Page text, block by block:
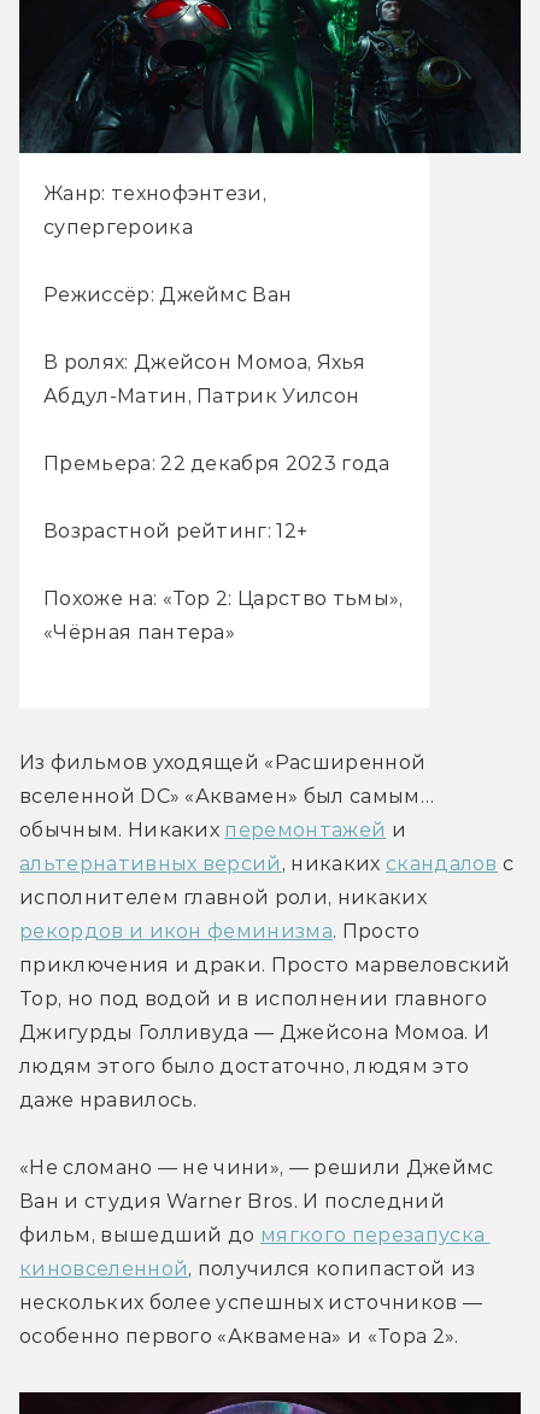
Жанр: технофэнтези,
супергероика
Режиссёр: Джеймс Ван
В ролях: Джейсон Момоа, Яхья
Абдул-Матин, Патрик Уилсон
Премьера: 22 декабря 2023 года
Возрастной рейтинг: 12+
Похоже на: «Тор 2: Царство тьмы»,
«Чёрная пантера»
Из фильмов уходящей «Расширенной
вселенной DC» «Аквамен» был самым…
обычным. Никаких перемонтажей
альтернативных версий , никаких скандалов с
исполнителем главной роли, никаких
рекордов и икон феминизма. Просто
приключения и драки. Просто марвеловский
Тор, но под водой и в исполнении главного
Джигурды Голливуда — Джейсона Момоа. И
людям этого было достаточно, людям это
даже нравилось.
«Не сломано — не чини», — решили Джеймс
Ван и студия Warner Bros. И последний
фильм, вышедший до мягкого перезапуска
киновселенной, получился копипастой из
нескольких более успешных источников —
особенно первого «Аквамена» и «Тора 2».